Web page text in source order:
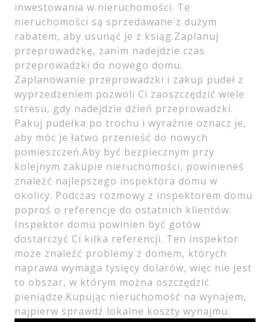
inwestowania w nieruchomości. Te
nieruchomości są sprzedawane z dużym
rabatem, aby usunąć je z ksiąg.Zaplanuj
przeprowadzkę, zanim nadejdzie czas
przeprowadzki do nowego domu.
Zaplanowanie przeprowadzki i zakup pudeł z
wyprzedzeniem pozwoli Ci zaoszczędzić wiele
stresu, gdy nadejdzie dzień przeprowadzki.
Pakuj pudełka po trochu i wyraźnie oznacz je,
aby móc je łatwo przenieść do nowych
pomieszczeń.Aby być bezpiecznym przy
kolejnym zakupie nieruchomości, powinieneś
znaleźć najlepszego inspektora domu w
okolicy. Podczas rozmowy z inspektorem domu
poproś o referencje do ostatnich klientów.
Inspektor domu powinien być gotów
dostarczyć Ci kilka referencji. Ten inspektor
może znaleźć problemy z domem, których
naprawa wymaga tysięcy dolarów, więc nie jest
to obszar, w którym można oszczędzić
pieniądze.Kupując nieruchomość na wynajem,
najpierw sprawdź lokalne koszty wynajmu.